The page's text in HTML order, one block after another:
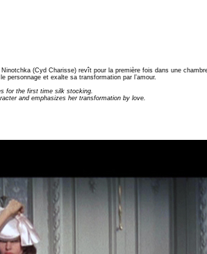
(Cyd Charisse) revît pour la première fois dans une
personnage et exalte sa transformation par l’amour.
for the first time silk stocking.
and emphasizes her transformation by love.